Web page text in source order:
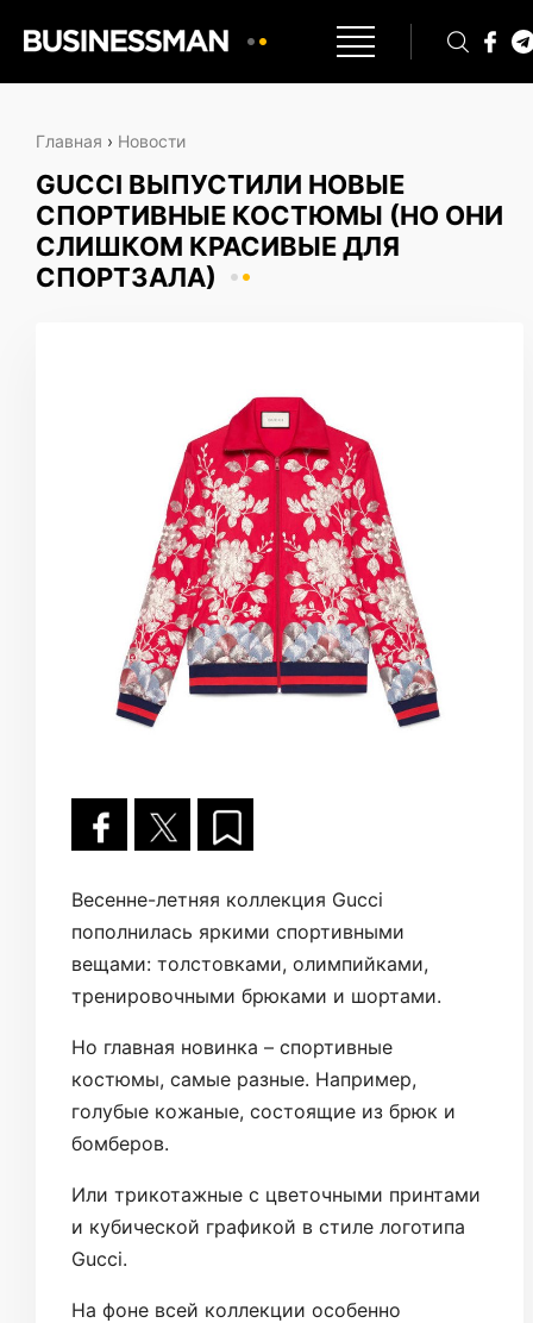
Главная › Новости
GUCCI ВЫПУСТИЛИ НОВЫЕ
СПОРТИВНЫЕ КОСТЮМЫ (НО ОНИ
СЛИШКОМ КРАСИВЫЕ ДЛЯ
СПОРТЗАЛА)
Весенне-летняя коллекция Gucci
пополнилась яркими спортивными
вещами: толстовками, олимпийками,
тренировочными брюками и шортами.
Но главная новинка – спортивные
костюмы, самые разные. Например,
голубые кожаные, состоящие из брюк и
бомберов.
Или трикотажные с цветочными принтами
и кубической графикой в стиле логотипа
Gucci.
На фоне всей коллекции особенно